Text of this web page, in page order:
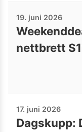
19. juni 2026
nettbrett
17. juni 2026
Dagskupp: